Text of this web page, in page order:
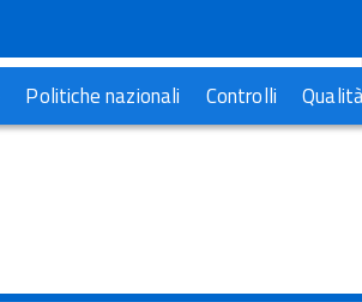
Politiche nazionali Controlli